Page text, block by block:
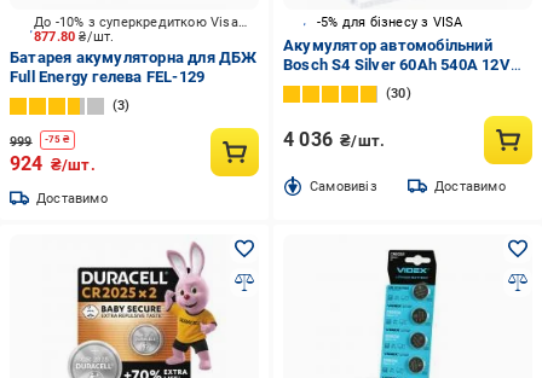
877.80₴/шт.
До -10% з суперкредиткою Visa Вигода
Батарея акумуляторна для ДБЖ
Full Energy гелева FEL-129
3
999 -75 ₴
924 ₴/шт.
Доставимо
-5% для бізнесу з VISA
Акумулятор автомобільний
Bosch S4 Silver 60Ah 540A 12V
0092S40050 «+» праворуч (0 092
S40 050)
30
4 036 ₴/шт.
Cамовивіз Доставимо